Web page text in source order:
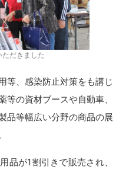
ただきました
等、感染防止対策をも講じ
等の資材ブースや自動車、
品等幅広い分野の商品の展
品が1割引きで販売され、